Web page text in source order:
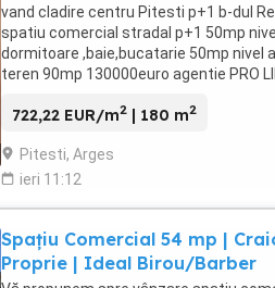
vand cladire centru Pitesti p+1 b-dul
spatiu comercial stradal p+1 50mp
dormitoare ,baie,bucatarie 50mp nivel
teren 90mp 130000euro agentie PRO
722,22 EUR/m2 | 180 m2
Pitesti, Arges
ieri 11:12
Spațiu Comercial 54 mp |
Proprie | Ideal Birou/Barber